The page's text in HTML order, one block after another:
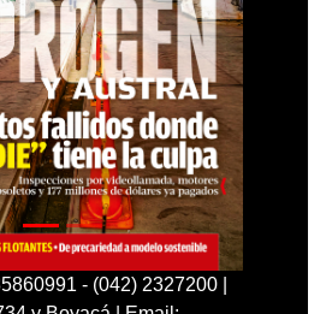
- (042) 2327200 |